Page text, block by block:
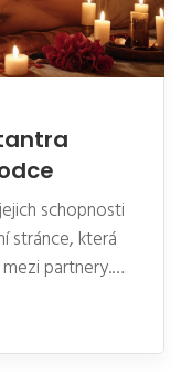
schopnosti
stránce, která
partnery.
a praktické
techniky a